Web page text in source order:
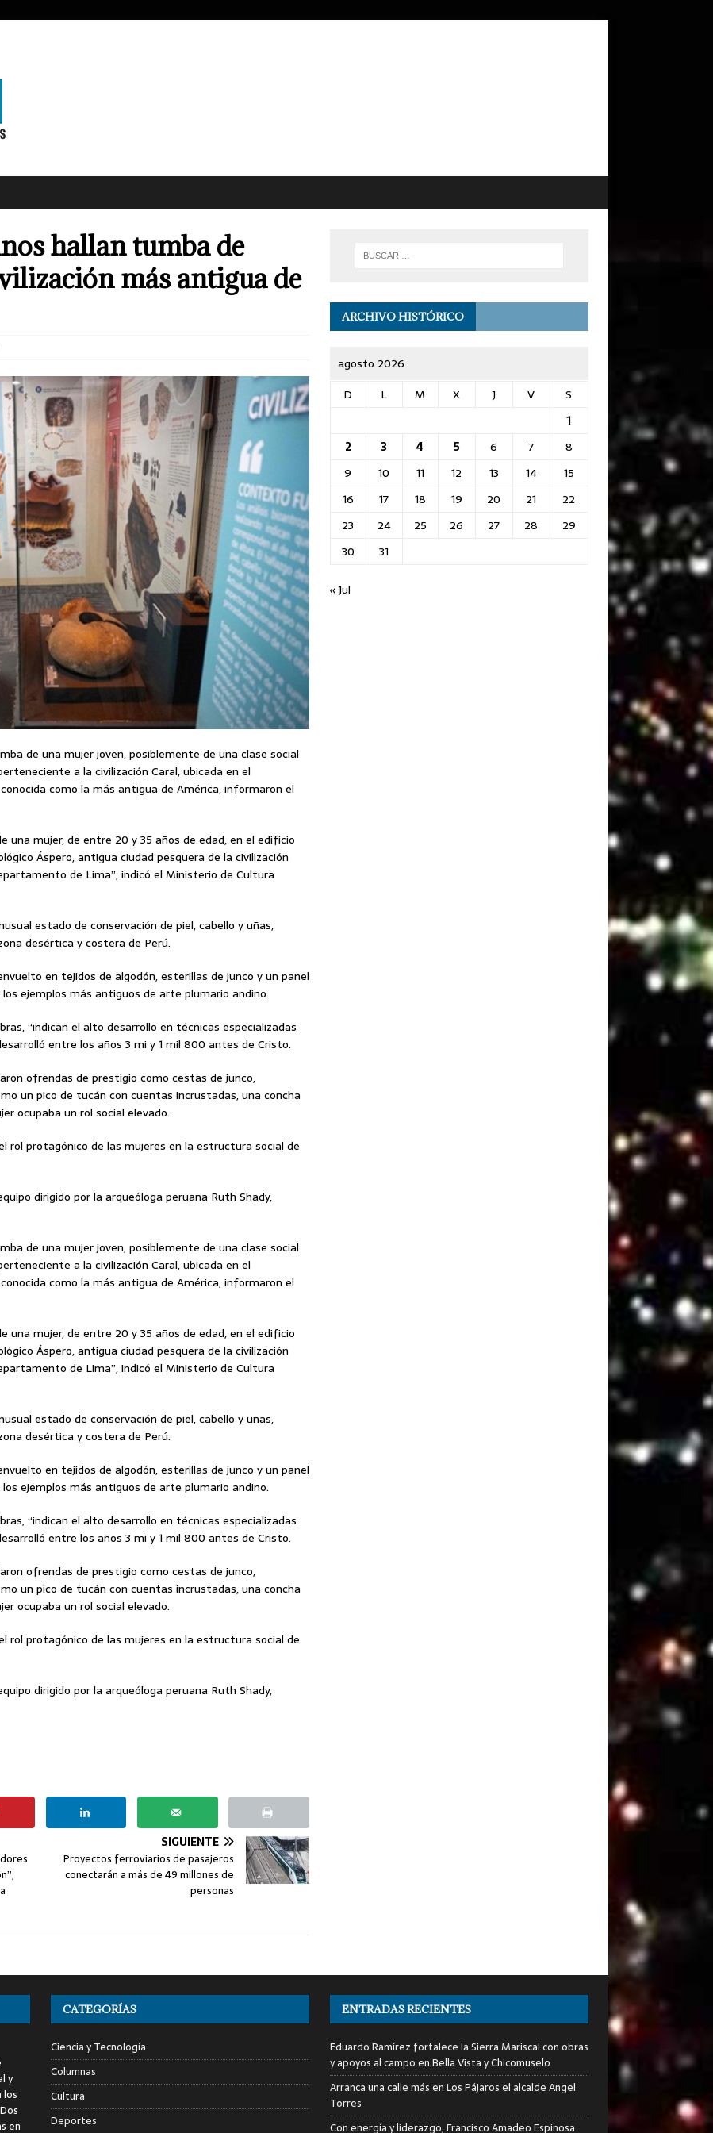
hallan tumba de
más antigua de
de una mujer joven, posiblemente de una clase social
a la civilización Caral, ubicada en el
como la más antigua de América, informaron el
una mujer, de entre 20 y 35 años de edad, en el edificio
Áspero, antigua ciudad pesquera de la civilización
de Lima”, indicó el Ministerio de Cultura
estado de conservación de piel, cabello y uñas,
desértica y costera de Perú.
en tejidos de algodón, esterillas de junco y un panel
ejemplos más antiguos de arte plumario andino.
“indican el alto desarrollo en técnicas especializadas
entre los años 3 mi y 1 mil 800 antes de Cristo.
ofrendas de prestigio como cestas de junco,
un pico de tucán con cuentas incrustadas, una concha
ocupaba un rol social elevado.
rol protagónico de las mujeres en la estructura social de
dirigido por la arqueóloga peruana Ruth Shady,
de una mujer joven, posiblemente de una clase social
a la civilización Caral, ubicada en el
como la más antigua de América, informaron el
una mujer, de entre 20 y 35 años de edad, en el edificio
Áspero, antigua ciudad pesquera de la civilización
de Lima”, indicó el Ministerio de Cultura
estado de conservación de piel, cabello y uñas,
desértica y costera de Perú.
en tejidos de algodón, esterillas de junco y un panel
ejemplos más antiguos de arte plumario andino.
“indican el alto desarrollo en técnicas especializadas
entre los años 3 mi y 1 mil 800 antes de Cristo.
ofrendas de prestigio como cestas de junco,
un pico de tucán con cuentas incrustadas, una concha
ocupaba un rol social elevado.
rol protagónico de las mujeres en la estructura social de
dirigido por la arqueóloga peruana Ruth Shady,
SIGUIENTE
Proyectos ferroviarios de pasajeros
conectarán a más de 49 millones de
personas
ARCHIVO HISTÓRICO
agosto 2026
D
L M X J V
S
1
2
3 4 5 6 7
8
9
10 11 12 13 14
15
16
17 18 19 20 21
22
23
24 25 26 27 28
29
30
31
« Jul
y
los
en
CATEGORÍAS
Ciencia y Tecnología
Columnas
Cultura
Deportes
ENTRADAS RECIENTES
Eduardo Ramírez fortalece la Sierra Mariscal con obras
y apoyos al campo en Bella Vista y Chicomuselo
Arranca una calle más en Los Pájaros el alcalde Angel
Torres
Con energía y liderazgo, Francisco Amadeo Espinosa